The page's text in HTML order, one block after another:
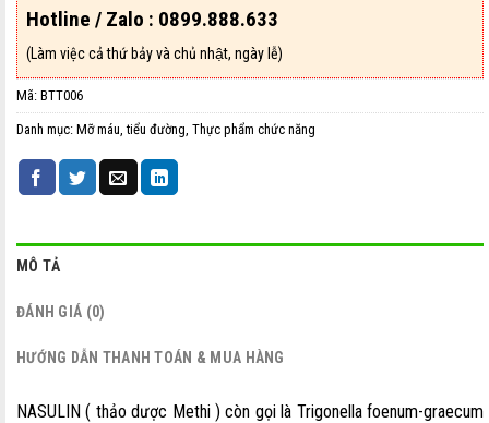
Hotline / Zalo : 0899.888.633
(Làm việc cả thứ bảy và chủ nhật, ngày lễ)
Mã: BTT006
Danh mục: Mỡ máu, tiểu đường Thực phẩm chức năng
MÔ TẢ
ĐÁNH GIÁ (0)
HƯỚNG DẪN THANH TOÁN & MUA HÀNG
NASULIN ( thảo dược Methi ) còn gọi là Trigonella foenum-graecum